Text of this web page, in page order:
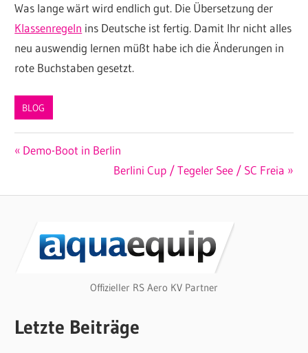
KV
Was lange wärt wird endlich gut. Die Übersetzung der
Klassenregeln ins Deutsche ist fertig. Damit Ihr nicht alles
neu auswendig lernen müßt habe ich die Änderungen in
rote Buchstaben gesetzt.
BLOG
Beitragsnavigation
Vorheriger
Demo-Boot in Berlin
Nächster
Berlini Cup / Tegeler See / SC Freia
Offizieller RS Aero KV Partner
Letzte Beiträge